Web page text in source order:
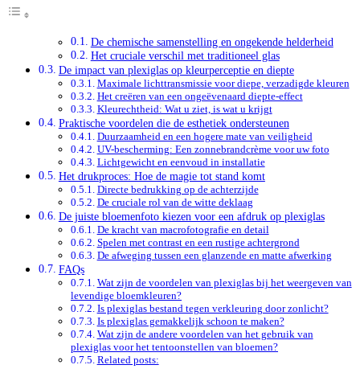
De chemische samenstelling en ongekende helderheid
Het cruciale verschil met traditioneel glas
De impact van plexiglas op kleurperceptie en diepte
Maximale lichttransmissie voor diepe, verzadigde kleuren
Het creëren van een ongeëvenaard diepte-effect
Kleurechtheid: Wat u ziet, is wat u krijgt
Praktische voordelen die de esthetiek ondersteunen
Duurzaamheid en een hogere mate van veiligheid
UV-bescherming: Een zonnebrandcrème voor uw foto
Lichtgewicht en eenvoud in installatie
Het drukproces: Hoe de magie tot stand komt
Directe bedrukking op de achterzijde
De cruciale rol van de witte deklaag
De juiste bloemenfoto kiezen voor een afdruk op plexiglas
De kracht van macrofotografie en detail
Spelen met contrast en een rustige achtergrond
De afweging tussen een glanzende en matte afwerking
FAQs
Wat zijn de voordelen van plexiglas bij het weergeven van
levendige bloemkleuren?
Is plexiglas bestand tegen verkleuring door zonlicht?
Is plexiglas gemakkelijk schoon te maken?
Wat zijn de andere voordelen van het gebruik van
plexiglas voor het tentoonstellen van bloemen?
Related posts: